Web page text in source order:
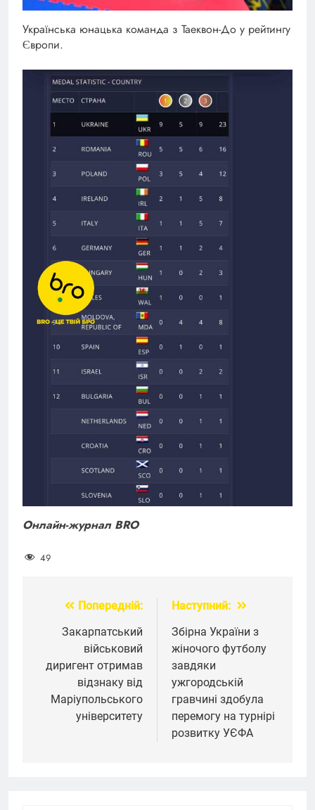
Українська юнацька команда з Таеквон-До у рейтингу
Європи.
Онлайн-журнал BRO
49
Навігація
записів
Попередній:
Закарпатський
військовий
диригент отримав
відзнаку від
Маріупольського
університету
Наступний:
Збірна України з
жіночого футболу
завдяки
ужгородській
гравчині здобула
перемогу на турнірі
розвитку УЄФА